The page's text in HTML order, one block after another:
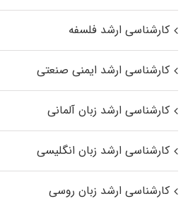
کارشناسی ارشد فلسفه
کارشناسی ارشد ایمنی صنعتی
کارشناسی ارشد زبان آلمانی
کارشناسی ارشد زبان انگلیسی
کارشناسی ارشد زبان روسی